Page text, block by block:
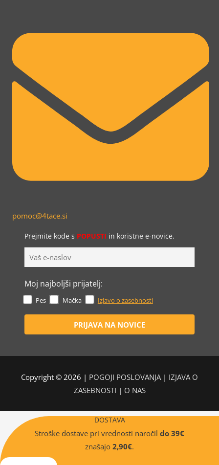
pomoc@4tace.si
Prejmite kode s POPUSTI in koristne e-novice.
Moj najboljši prijatelj:
Pes Mačka Izjavo o zasebnosti
Copyright © 2026 | POGOJI POSLOVANJA | IZJAVA O
ZASEBNOSTI | O NAS
DOSTAVA
Stroške dostave pri vrednosti naročil do 39€
znašajo 2,90€.